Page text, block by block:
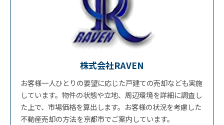
株式会社RAVEN
お客様一人ひとりの要望に応じた戸建ての売却なども実施
しています。物件の状態や立地、周辺環境を詳細に調査し
た上で、市場価格を算出します。お客様の状況を考慮した
不動産売却の方法を京都市でご案内しています。